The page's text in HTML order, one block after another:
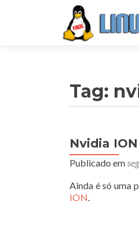
Tag:
Nvidia
Publicado em
Ainda é só uma
ION.